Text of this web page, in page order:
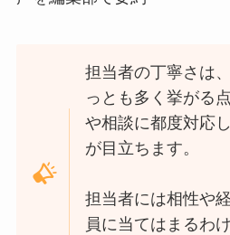
担当者の丁寧さは
っとも多く挙がる
や相談に都度対応
が目立ちます。
担当者には相性や
員に当てはまるわ